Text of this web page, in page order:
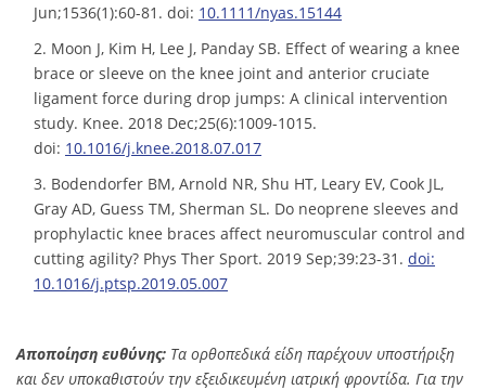
Jun;1536(1):60-81. doi: 10.1111/nyas.15144
2. Moon J, Kim H, Lee J, Panday SB. Effect of wearing a knee
brace or sleeve on the knee joint and anterior cruciate
ligament force during drop jumps: A clinical intervention
study. Knee. 2018 Dec;25(6):1009-1015.
doi: 10.1016/j.knee.2018.07.017
3. Bodendorfer BM, Arnold NR, Shu HT, Leary EV, Cook JL,
Gray AD, Guess TM, Sherman SL. Do neoprene sleeves and
prophylactic knee braces affect neuromuscular control and
cutting agility? Phys Ther Sport. 2019 Sep;39:23-31. doi:
10.1016/j.ptsp.2019.05.007
Αποποίηση ευθύνης: Τα ορθοπεδικά είδη παρέχουν υποστήριξη
και δεν υποκαθιστούν την εξειδικευμένη ιατρική φροντίδα. Για την